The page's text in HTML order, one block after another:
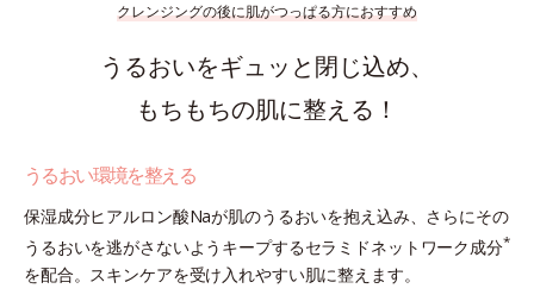
クレンジングの後に肌がつっぱる方におすすめ
うるおいをギュッと閉じ込め、
もちもちの肌に整える！
うるおい環境を整える
保湿成分ヒアルロン酸Naが肌のうるおいを抱え込み、さらにその
うるおいを逃がさないようキープするセラミドネットワーク成分*
を配合。スキンケアを受け入れやすい肌に整えます。